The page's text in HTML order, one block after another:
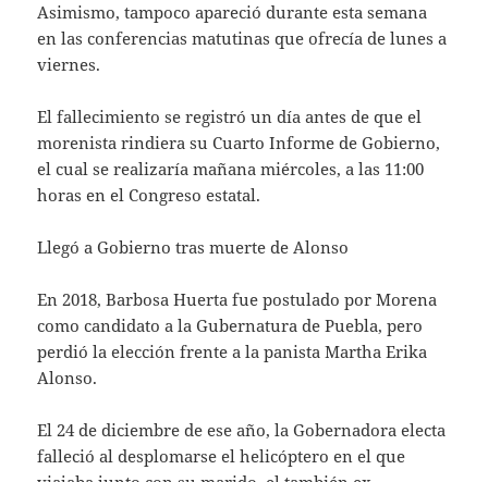
Asimismo, tampoco apareció durante esta semana
en las conferencias matutinas que ofrecía de lunes a
viernes.
El fallecimiento se registró un día antes de que el
morenista rindiera su Cuarto Informe de Gobierno,
el cual se realizaría mañana miércoles, a las 11:00
horas en el Congreso estatal.
Llegó a Gobierno tras muerte de Alonso
En 2018, Barbosa Huerta fue postulado por Morena
como candidato a la Gubernatura de Puebla, pero
perdió la elección frente a la panista Martha Erika
Alonso.
El 24 de diciembre de ese año, la Gobernadora electa
falleció al desplomarse el helicóptero en el que